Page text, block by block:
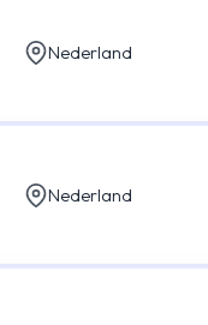
Nederland
Nederland